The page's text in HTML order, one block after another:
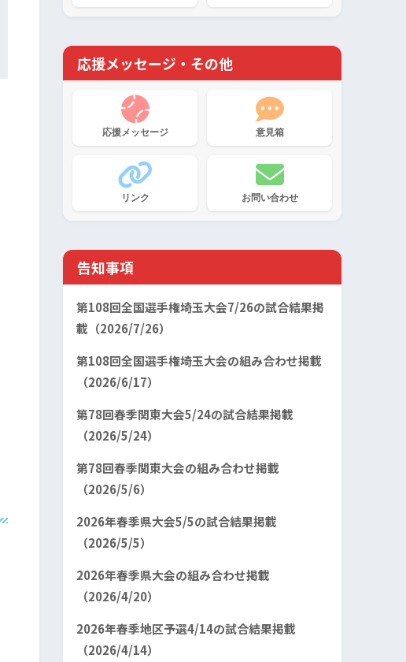
応援メッセージ・その他
応援メッセージ 意見箱
リンク お問い合わせ
告知事項
第108回全国選手権埼玉大会7/26の試合結果掲
載（2026/7/26）
第108回全国選手権埼玉大会の組み合わせ掲載
（2026/6/17）
第78回春季関東大会5/24の試合結果掲載
（2026/5/24）
第78回春季関東大会の組み合わせ掲載
（2026/5/6）
2026年春季県大会5/5の試合結果掲載
（2026/5/5）
2026年春季県大会の組み合わせ掲載
（2026/4/20）
2026年春季地区予選4/14の試合結果掲載
（2026/4/14）